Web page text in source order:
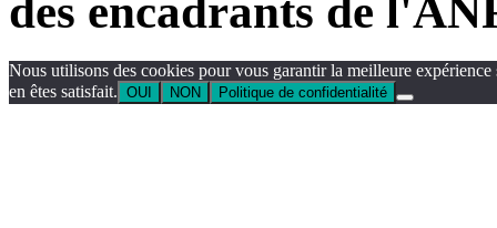
des encadrants de
Nous utilisons des cookies pour vous garantir la meilleure
en êtes satisfait. OUI NON Politique de confidentialité